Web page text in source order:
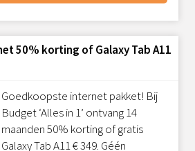
50% korting of Galaxy Tab A11
Goedkoopste internet pakket! Bij
Budget ‘Alles in 1’ ontvang 14
maanden 50% korting of gratis
Galaxy Tab A11 € 349. Géén